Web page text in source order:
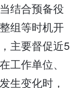
结合预备役
组等时机开
主要督促近5
工作单位、
生变化时，